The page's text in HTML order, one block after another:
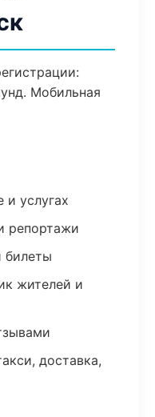
Мобильная
и услугах
репортажи
билеты
жителей и
доставка,